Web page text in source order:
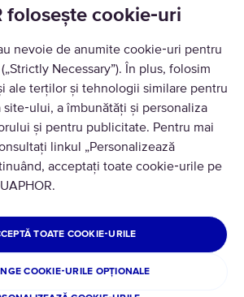
folosește cookie‑uri
nevoie de anumite cookie‑uri pentru
Necessary”). În plus, folosim
ale terților și tehnologii similare pentru
a îmbunătăți și personaliza
și pentru publicitate. Pentru mai
linkul „Personalizează
acceptați toate cookie‑urile pe
COOKIE‑URILE OPȚIONALE
TOATE COOKIE‑URILE
© 2026 AQUAPHOR.
Toate drepturile rezervate
Politica de confidentialitate
Termeni si conditii
ROMÂNIA